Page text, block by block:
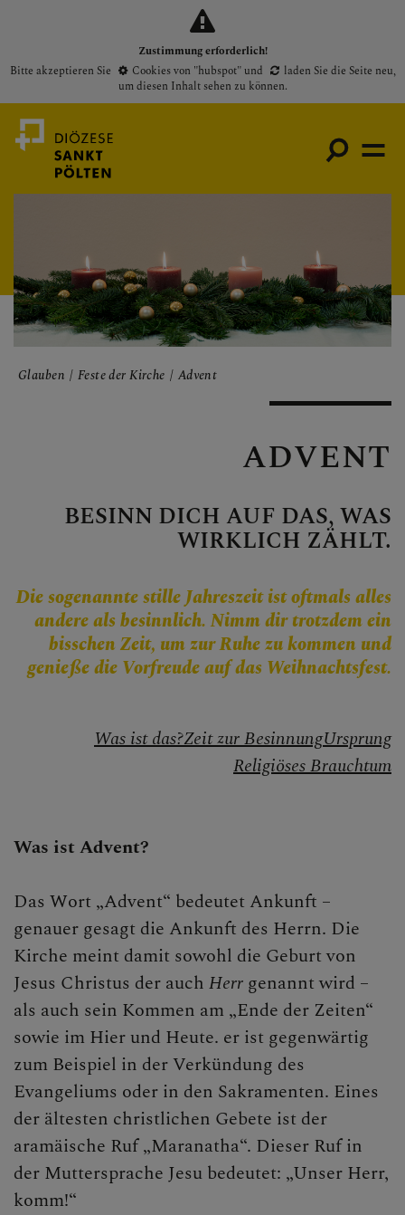
Zustimmung erforderlich!
Bitte akzeptieren Sie
Cookies von "hubspot"und laden Sie die Seite neu,
um diesen Inhalt sehen zu können.
Medienportal
Bischof
Gottesdienste
Pfarren
Presse
Pfarrservice
FRAGEN
GLAUBEN
Glaubensinhalte
Liturgie
Feste der Kirche
Christi Himmelfahrt
Advent
Weihnachten
Aschermittwoch
Fastenzeit
Glauben Feste der Kirche Advent
ADVENT
BESINN DICH AUF DAS, WAS
WIRKLICH ZÄHLT.
Die sogenannte stille Jahreszeit ist oftmals alles
andere als besinnlich. Nimm dir trotzdem ein
bisschen Zeit, um zur Ruhe zu kommen und
genieße die Vorfreude auf das Weihnachtsfest.
Was ist das?Zeit zur BesinnungUrsprung
Religiöses Brauchtum
Was ist Advent?
Das Wort „Advent“ bedeutet Ankunft –
genauer gesagt die Ankunft des Herrn. Die
Kirche meint damit sowohl die Geburt von
Jesus Christus der auch Herr genannt wird –
als auch sein Kommen am „Ende der Zeiten“
sowie im Hier und Heute. er ist gegenwärtig
zum Beispiel in der Verkündung des
Evangeliums oder in den Sakramenten. Eines
der ältesten christlichen Gebete ist der
aramäische Ruf „Maranatha“. Dieser Ruf in
der Muttersprache Jesu bedeutet: „Unser Herr,
komm!“